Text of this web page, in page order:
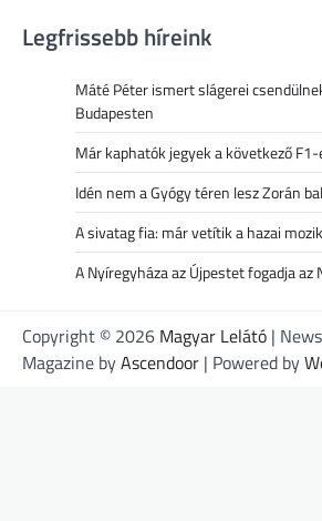
Legfrissebb híreink
Máté Péter ismert slágerei
Budapesten
Már kaphatók jegyek a következő
Idén nem a Gyógy téren lesz Zorán
A sivatag fia: már vetítik a hazai mozik
A Nyíregyháza az Újpestet fogadja az
Copyright © 2026 Magyar Lelátó |
Magazine byAscendoor | Powered by